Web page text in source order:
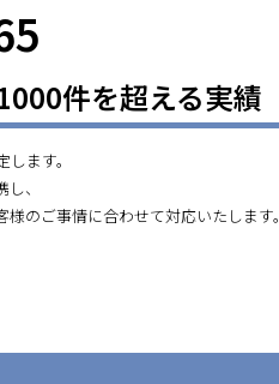
件を超える実績
ます。
、
のご事情に合わせて対応いたします。